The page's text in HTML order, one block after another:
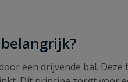
een drijvende bal.